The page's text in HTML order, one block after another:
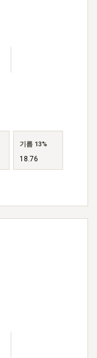
기름 13%
18.76